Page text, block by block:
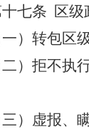
七条 区级
一）转包区
二）拒不
三）虚报